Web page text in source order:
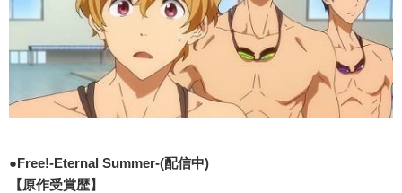
●Free!-Eternal Summer-(配信中)
【原作受賞歴】